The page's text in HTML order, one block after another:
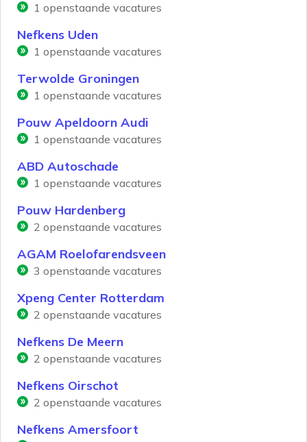
1 openstaande vacatures
Nefkens Uden
1 openstaande vacatures
Terwolde Groningen
1 openstaande vacatures
Pouw Apeldoorn Audi
1 openstaande vacatures
ABD Autoschade
1 openstaande vacatures
Pouw Hardenberg
2 openstaande vacatures
AGAM Roelofarendsveen
3 openstaande vacatures
Xpeng Center Rotterdam
2 openstaande vacatures
Nefkens De Meern
2 openstaande vacatures
Nefkens Oirschot
2 openstaande vacatures
Nefkens Amersfoort